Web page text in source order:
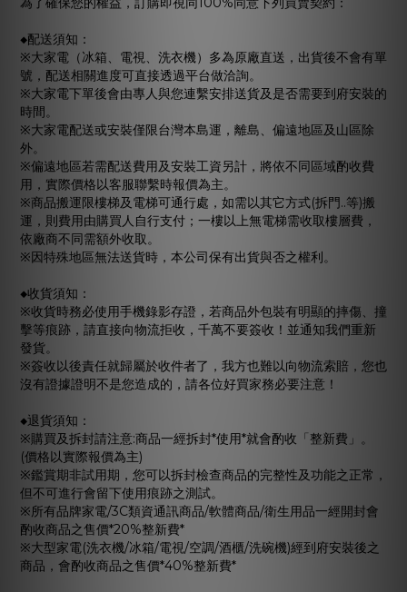
◆配送須知：
※大家電（冰箱、電視、洗衣機）多為原廠直送，出貨後不會有單
號，配送相關進度可直接透過平台做洽詢。
※大家電下單後會由專人與您連繫安排送貨及是否需要到府安裝的
時間。
※大家電配送或安裝僅限台灣本島運，離島、偏遠地區及山區除
外。
※偏遠地區若需配送費用及安裝工資另計，將依不同區域酌收費
用，實際價格以客服聯繫時報價為主。
※商品搬運限樓梯及電梯可通行處，如需以其它方式(拆門..等)搬
運，則費用由購買人自行支付；一樓以上無電梯需收取樓層費，
依廠商不同需額外收取。
※因特殊地區無法送貨時，本公司保有出貨與否之權利。
◆收貨須知：
※收貨時務必使用手機錄影存證，若商品外包裝有明顯的摔傷、撞
擊等痕跡，請直接向物流拒收，千萬不要簽收！並通知我們重新
發貨。
※簽收以後責任就歸屬於收件者了，我方也難以向物流索賠，您也
沒有證據證明不是您造成的，請各位好買家務必要注意！
◆退貨須知：
※購買及拆封請注意:商品一經拆封*使用*就會酌收「整新費」。
(價格以實際報價為主)
※鑑賞期非試用期，您可以拆封檢查商品的完整性及功能之正常，
但不可進行會留下使用痕跡之測試。
※所有品牌家電/3C類資通訊商品/軟體商品/衛生用品一經開封會
酌收商品之售價*20%整新費*
※大型家電(洗衣機/冰箱/電視/空調/酒櫃/洗碗機)經到府安裝後之
商品，會酌收商品之售價*40%整新費*